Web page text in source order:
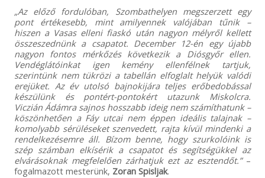
„Az előző fordulóban, Szombathelyen megszerzett egy
pont értékesebb, mint amilyennek valójában tűnik –
hiszen a Vasas elleni fiaskó után nagyon mélyről kellett
összeszednünk a csapatot. December 12-én egy újabb
nagyon fontos mérkőzés következik a Diósgyőr ellen.
Vendéglátóinkat igen kemény ellenfélnek tartjuk,
szerintünk nem tükrözi a tabellán elfoglalt helyük valódi
erejüket. Az év utolsó bajnokijára teljes erőbedobással
készülünk és pontért-pontokért utazunk Miskolcra.
Viczián Ádámra sajnos hosszabb ideig nem számíthatunk –
köszönhetően a Fáy utcai nem éppen ideális talajnak –
komolyabb sérüléseket szenvedett, rajta kívül mindenki a
rendelkezésemre áll. Bízom benne, hogy szurkolóink is
szép számban elkísérik a csapatot és segítségükkel az
elvárásoknak megfelelően zárhatjuk ezt az esztendőt.”–
fogalmazott mesterünk, Zoran Spisljak.